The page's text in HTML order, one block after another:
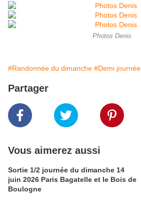
Photos Denis
#Randonnée du dimanche #Demi journée
Partager
Vous aimerez aussi
Sortie 1/2 journée du dimanche 14
juin 2026 Paris Bagatelle et le Bois de
Boulogne